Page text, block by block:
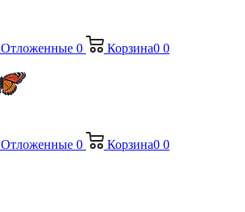
Отложенные 0 Корзина0 0
Отложенные 0 Корзина0 0